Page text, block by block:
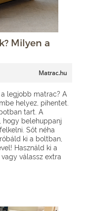
Milyen a
Matrac.hu
legjobb matrac? A
helyez, pihentet.
tart. A
hogy belehuppanj
Sőt néha
ki a boltban,
Használd ki a
válassz extra